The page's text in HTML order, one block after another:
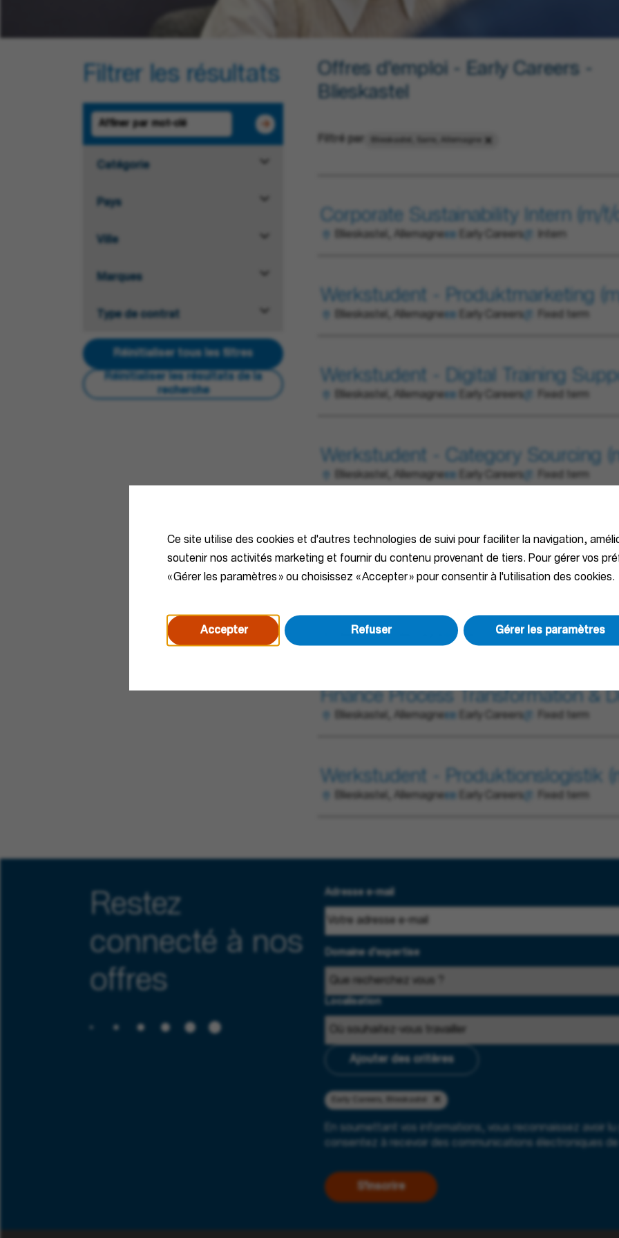
Ce site utilise des cookies et d'autres technologies de suivi pour faciliter la navigation,
soutenir nos activités marketing et fournir du contenu provenant de tiers. Pour gérer vos
« Gérer les paramètres » ou choisissez « Accepter » pour consentir à l'utilisation des cookies.
Accepter Refuser Gérer les paramètres
Filtrer les résultats
Catégorie
Pays
Ville
Marques
Type de contrat
Réinitialiser tous les filtres
Réinitialiser les résultats de la
recherche
Offres d'emploi - Early Careers -
Blieskastel
Filtré par
Corporate Sustainability Intern (m/f/d)
Blieskastel, Allemagne Early Careers Intern
Werkstudent - Produktmarketing
Blieskastel, Allemagne Early Careers Fixed term
Werkstudent - Digital Training
Blieskastel, Allemagne Early Careers
Werkstudent - Category Sourcing
Blieskastel, Allemagne Early Careers Fixed term
Werkstudent - Datenmanagement
Blieskastel, Allemagne Early Careers Fixed term
Werkstudent - Management
Blieskastel, Allemagne Early Careers Fixed term
Finance Process Transformation &
Blieskastel, Allemagne Early Careers Fixed term
Werkstudent - Produktionslogistik
Blieskastel, Allemagne Early Careers Fixed term
Restez
connecté à nos
offres
Adresse e-mail
Domaine d'expertise
Localisation
Ajouter des critères
En soumettant vos informations, vous reconnaissez avoir lu
consentez à recevoir des communications électroniques de
S'inscrire